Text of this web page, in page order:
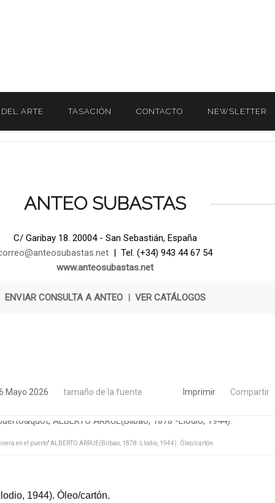
ARTE TASACIÓN CONTACTO
NEWSLETTER
ANTEO SUBASTAS
C/ Garibay 18. 20004 - San Sebastián, España
| Tel. (+34) 943 44 67 54
www.anteosubastas.net
ENVIAR CONSULTA A ANTEO| VER CATÁLOGOS
Mayo 2026 tamaño de la fuente Imprimir Compartir
en el puerto" ALBERTO ARRUE(Bilbao, 1878 -Llodio, 1944). Óleo/cartón.
1944). Óleo/cartón.